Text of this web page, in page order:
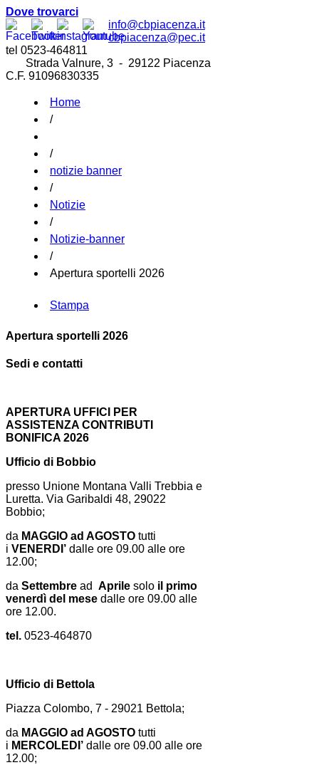
Dove trovarci
info@cbpiacenza.it
cbpiacenza@pec.it
tel 0523-464811
Strada Valnure, 3 - 29122 Piacenza
C.F. 91096830335
Home
/
/
notizie banner
/
Notizie
/
Notizie-banner
/
Apertura sportelli 2026
Stampa
Apertura sportelli 2026
Sedi e contatti
APERTURA UFFICI PER
ASSISTENZA CONTRIBUTI
BONIFICA 2026
Ufficio di Bobbio
presso Unione Montana Valli Trebbia e
Luretta. Via Garibaldi 48, 29022
Bobbio;
da MAGGIO ad AGOSTO tutti
i VENERDI’ dalle ore 09.00 alle ore
12.00;
da Settembre ad Aprile solo il primo
venerdì del mese dalle ore 09.00 alle
ore 12.00.
tel. 0523-464870
Ufficio di Bettola
Piazza Colombo, 7 - 29021 Bettola;
da MAGGIO ad AGOSTO tutti
i MERCOLEDI’ dalle ore 09.00 alle ore
12.00;